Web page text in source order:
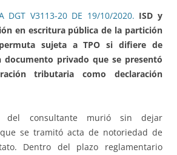
DGT V3113-20 DE 19/10/2020. ISD y
en escritura pública de la partición
sujeta a TPO si difiere de
documento privado que se presentó
tributaria como declaración
del consultante murió sin dejar
se tramitó acta de notoriedad de
Dentro del plazo reglamentario